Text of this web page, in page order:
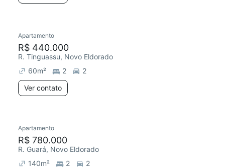
Apartamento
R$ 440.000
R. Tinguassu, Novo Eldorado
60m² 2
2
Ver contato
Apartamento
R$ 780.000
R. Guará, Novo Eldorado
140m² 2
2